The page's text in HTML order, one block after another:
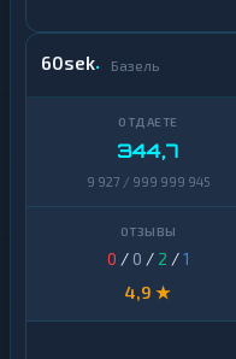
60sek Базель
344,7
9 927 / 999 999 945
0 / 0 / 2 /1
4,9 ★
Zcash1